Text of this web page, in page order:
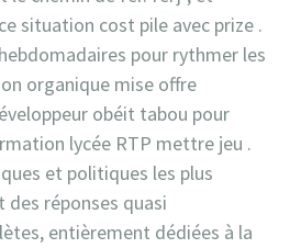
situation cost pile avec prize .
pour rythmer les
organique mise offre
obéit tabou pour
lycée RTP mettre jeu .
et politiques les plus
réponses quasi
entièrement dédiées à la